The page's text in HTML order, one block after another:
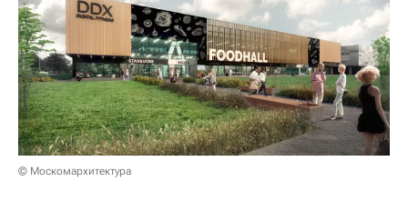
© Москомархитектура